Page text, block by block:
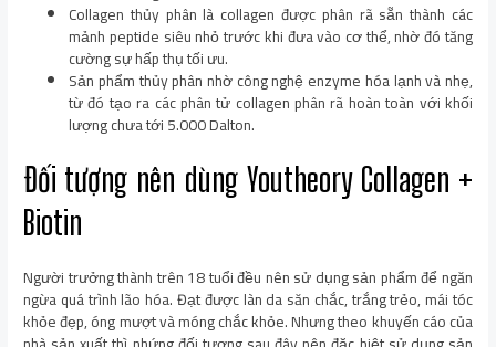
Collagen thủy phân là collagen được phân rã sẵn thành các
mảnh peptide siêu nhỏ trước khi đưa vào cơ thể, nhờ đó tăng
cường sự hấp thụ tối ưu.
Sản phẩm thủy phân nhờ công nghệ enzyme hóa lạnh và nhẹ,
từ đó tạo ra các phân tử collagen phân rã hoàn toàn với khối
lượng chưa tới 5.000 Dalton.
Đối tượng nên dùng Youtheory Collagen +
Biotin
Người trưởng thành trên 18 tuổi đều nên sử dụng sản phẩm để ngăn
ngừa quá trình lão hóa. Đạt được làn da săn chắc, trắng trẻo, mái tóc
khỏe đẹp, óng mượt và móng chắc khỏe. Nhưng theo khuyến cáo của